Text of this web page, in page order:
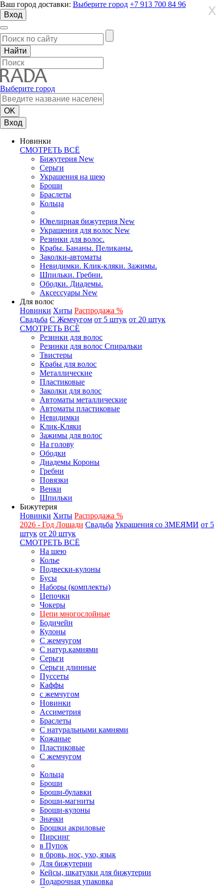
Ваш город доставки: Выберите город +7 913 700 84 96
Вход
Выберите город
Вход
Новинки
СМОТРЕТЬ ВСЁ
Бижутерия New
Серьги
Украшения на шею
Броши
Браслеты
Кольца
Ювелирная бижутерия New
Украшения для волос New
Резинки для волос.
Крабы. Бананы. Пеликаны.
Заколки-автоматы
Невидимки. Клик-кляки. Зажимы.
Шпильки. Гребни.
Ободки. Диадемы.
Аксессуары New
Для волос
Новинки Хиты Распродажа %
Свадьба С Жемчугом от 5 штук от 20 штук
СМОТРЕТЬ ВСЁ
Резинки для волос
Резинки для волос Спиральки
Твистеры
Крабы для волос
Металлические
Пластиковые
Заколки для волос
Автоматы металлические
Автоматы пластиковые
Невидимки
Клик-Кляки
Зажимы для волос
На голову
Ободки
Диадемы Короны
Гребни
Повязки
Венки
Шпильки
Бижутерия
Новинки Хиты Распродажа %
2026 - Год Лошади Свадьба Украшения со ЗМЕЯМИ от 5
штук от 20 штук
СМОТРЕТЬ ВСЁ
На шею
Колье
Подвески-кулоны
Бусы
Наборы (комплекты)
Цепочки
Чокеры
Цепи многослойные
Бодичейн
Кулоны
С жемчугом
С натур.камнями
Серьги
Серьги длинные
Пуссеты
Каффы
с жемчугом
Новинки
Ассиметрия
Браслеты
С натуральными камнями
Кожаные
Пластиковые
С жемчугом
Кольца
Броши
Броши-булавки
Броши-магниты
Броши-кулоны
Значки
Брошки акриловые
Пирсинг
в Пупок
в бровь, нос, ухо, язык
Для бижутерии
Кейсы, шкатулки для бижутерии
Подарочная упаковка
X
X
X